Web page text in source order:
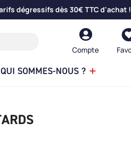
dégressifs dès 30€ TTC d'achat !
Compte
QUI SOMMES-NOUS ?